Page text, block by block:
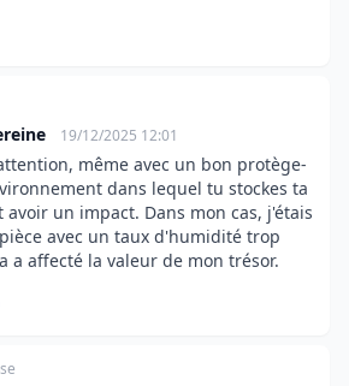
19/12/2025 12:01
même avec un bon protège-
dans lequel tu stockes ta
avoir un impact. Dans mon cas, j'étais
avec un taux d'humidité trop
a affecté la valeur de mon trésor.